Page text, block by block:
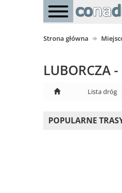
Strona główna
LUBORCZA
Lista dróg
POPULARNE